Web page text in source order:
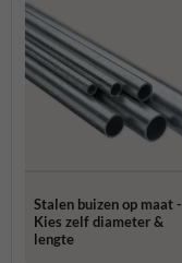
Stalen buizen op maat -
Kies zelf diameter &
lengte